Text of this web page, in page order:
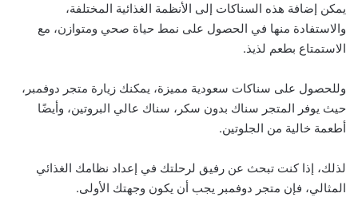
يمكن إضافة هذه السناكات إلى الأنظمة الغذائية المختلفة،
والاستفادة منها في الحصول على نمط حياة صحي ومتوازن، مع
الاستمتاع بطعم لذيذ.
وللحصول على سناكات سعودية مميزة، يمكنك زيارة متجر دوفمبر،
حيث يوفر المتجر سناك بدون سكر، سناك عالي البروتين، وأيضًا
أطعمة خالية من الجلوتين.
لذلك، إذا كنت تبحث عن رفيق لرحلتك في إعداد نظامك الغذائي
المثالي، فإن متجر دوفمبر يجب أن يكون وجهتك الأولى.